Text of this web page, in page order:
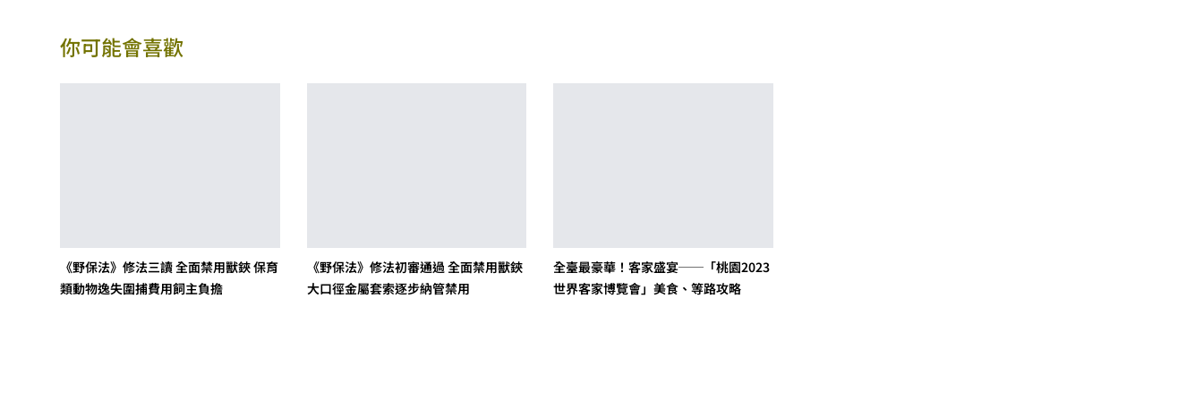
你可能會喜歡
《野保法》修法三讀 全面禁用獸鋏 保育
類動物逸失圍捕費用飼主負擔
《野保法》修法初審通過 全面禁用獸鋏
大口徑金屬套索逐步納管禁用
全臺最豪華！客家盛宴──「桃園2023
世界客家博覽會」美食、等路攻略